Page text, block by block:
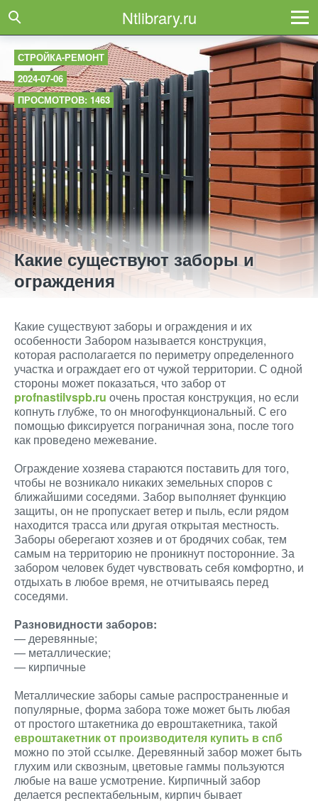
Ntlibrary.ru
СТРОЙКА-РЕМОНТ
2024-07-06
ПРОСМОТРОВ: 1463
Какие существуют заборы и
ограждения
Какие существуют заборы и ограждения и их
особенности Забором называется конструкция,
которая располагается по периметру определенного
участка и ограждает его от чужой территории. С одной
стороны может показаться, что забор от
profnastilvspb.ru очень простая конструкция, но если
копнуть глубже, то он многофункциональный. С его
помощью фиксируется пограничная зона, после того
как проведено межевание.
Ограждение хозяева стараются поставить для того,
чтобы не возникало никаких земельных споров с
ближайшими соседями. Забор выполняет функцию
защиты, он не пропускает ветер и пыль, если рядом
находится трасса или другая открытая местность.
Заборы оберегают хозяев и от бродячих собак, тем
самым на территорию не проникнут посторонние. За
забором человек будет чувствовать себя комфортно, и
отдыхать в любое время, не отчитываясь перед
соседями.
Разновидности заборов:
— деревянные;
— металлические;
— кирпичные
Металлические заборы самые распространенные и
популярные, форма забора тоже может быть любая
от простого штакетника до евроштакетника, такой
евроштакетник от производителя купить в спб
можно по этой ссылке. Деревянный забор может быть
глухим или сквозным, цветовые гаммы пользуются
любые на ваше усмотрение. Кирпичный забор
делается респектабельным, кирпич бывает